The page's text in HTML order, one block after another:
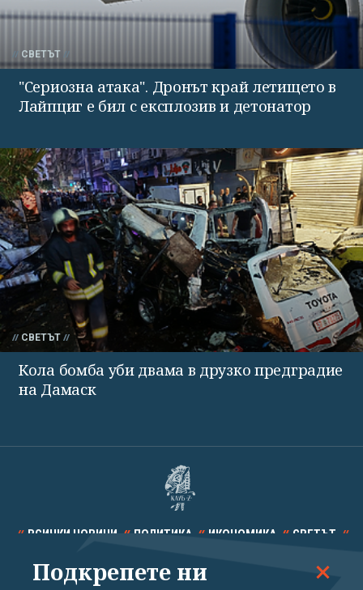
СВЕТЪТ
"Сериозна атака". Дронът край летището в
Лайпциг е бил с експлозив и детонатор
СВЕТЪТ
Кола бомба уби двама в друзко предградие
на Дамаск
ВСИЧКИ НОВИНИ ПОЛИТИКА ИКОНОМИКА СВЕТЪТ
СПОРТ КУЛТУРА ТЕХНОЛОГИИ КАЛЕЙДОСКОП
Подкрепете ни